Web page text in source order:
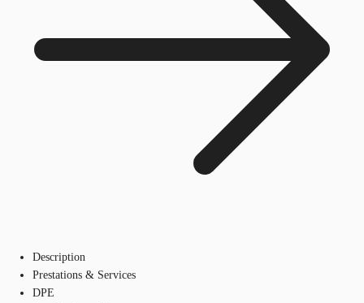
Description
Prestations & Services
DPE